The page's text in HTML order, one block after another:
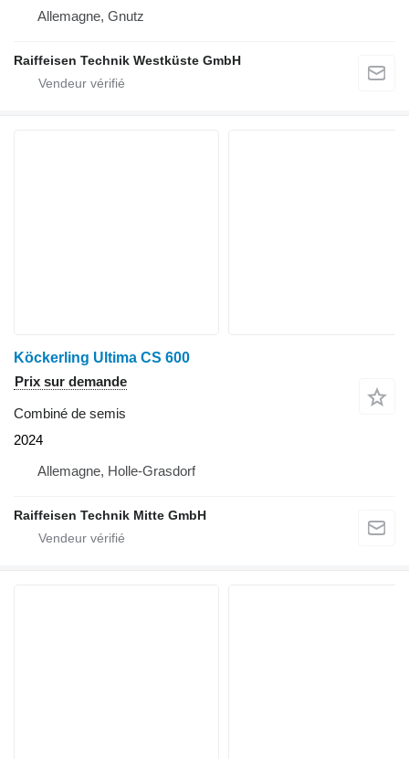
Allemagne, Gnutz
Raiffeisen Technik Westküste GmbH
Köckerling Ultima CS 600
Prix sur demande
Combiné de semis
2024
Allemagne, Holle-Grasdorf
Raiffeisen Technik Mitte GmbH